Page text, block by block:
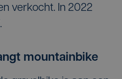
verkocht. In 2022
mountainbike